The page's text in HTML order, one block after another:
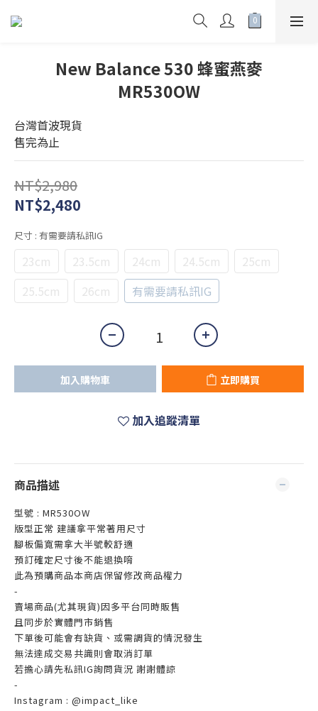
New Balance 530 蜂蜜燕麥
MR530OW
台灣首波現貨
售完為止
NT$2,980
NT$2,480
尺寸 : 有需要請私訊IG
23cm 23.5cm 24cm 24.5cm
25cm
25.5cm
26cm 有需要請私訊IG
加入購物車 立即購買
加入追蹤清單
商品描述
型號 : MR530OW
版型正常 建議拿平常著用尺寸
腳板偏寬需拿大半號較舒適
預訂確定尺寸後不能退換唷
此為預購商品本商店保留修改商品權力
-
賣場商品(尤其現貨)因多平台同時販售
且同步於實體門市銷售
下單後可能會有缺貨、或需調貨的情況發生
無法達成交易共識則會取消訂單
若擔心請先私訊IG詢問貨況 謝謝體諒
-
Instagram : @impact_like